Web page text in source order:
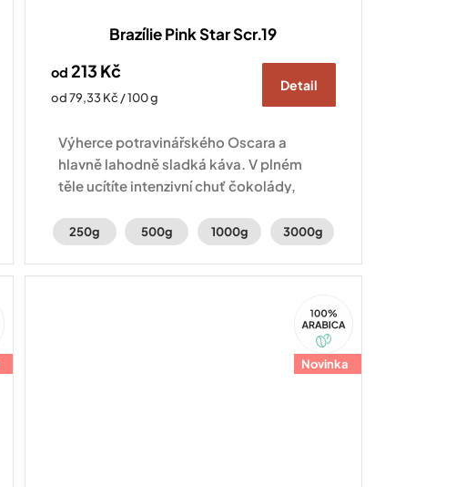
Brazílie Pink Star Scr.19
od 213 Kč
Měrná
od 79,33 Kč / 100 g
Detail
Výherce potravinářského Oscara a
hlavně lahodně sladká káva. V plném
těle ucítíte intenzivní chuť čokolády,
250g 500g 1000g 3000g
Novinka
Arabica